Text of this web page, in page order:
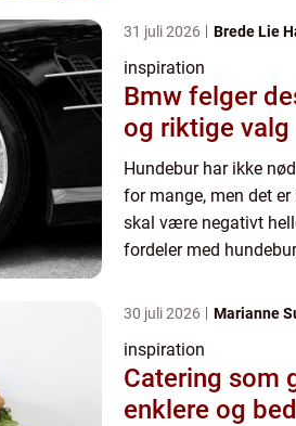
31 juli 2026 Brede Lie
inspiration
Bmw felger design, kjøreglede
og riktige valg
Hundebur har ikke
for mange, men det
skal være negativt
fordeler med
30 juli 2026 Marianne
inspiration
Catering som
enklere og